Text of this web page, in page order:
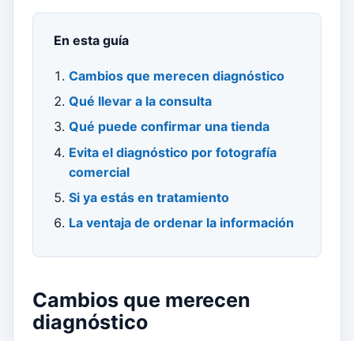
En esta guía
Cambios que merecen diagnóstico
Qué llevar a la consulta
Qué puede confirmar una tienda
Evita el diagnóstico por fotografía
comercial
Si ya estás en tratamiento
La ventaja de ordenar la información
Cambios que merecen
diagnóstico